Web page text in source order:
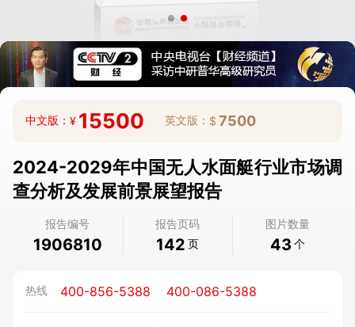
中文版： ¥ 15500 英文版： $ 7500
2024-2029年中国无人水面艇行业市场调
查分析及发展前景展望报告
报告编号
1906810
报告页码
142 页
图片数量
43 个
热线 400-856-5388 400-086-5388
多元化、高学历的实战型精英团队
微信扫一扫，立即订购报告